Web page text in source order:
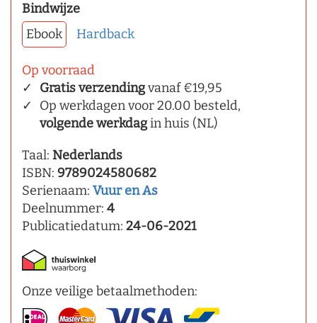
Bindwijze
Ebook
Hardback
Op voorraad
Gratis verzendingvanaf €19,95
Op werkdagen voor 20.00 besteld,
volgende werkdagin huis (NL)
Taal: Nederlands
ISBN: 9789024580682
Serienaam: Vuur en As
Deelnummer: 4
Publicatiedatum: 24-06-2021
Onze veilige betaalmethoden: